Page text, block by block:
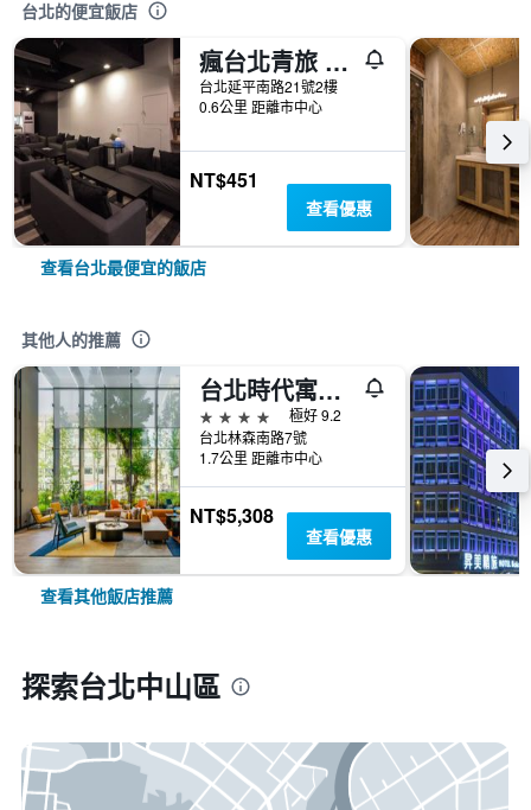
台北的便宜飯店
瘋台北青旅 Fun Inn Taipei Hostel
台北延平南路21號2樓
0.6公里 距離市中心
NT$451
查看優惠
查看台北最便宜的飯店
其他人的推薦
台北時代寓所-希爾頓啟繽精選酒店
4星級
極好 9.2
台北林森南路7號
1.7公里 距離市中心
NT$5,308
查看優惠
查看其他飯店推薦
探索台北中山區